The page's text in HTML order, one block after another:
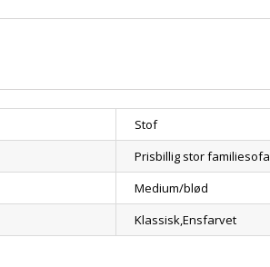
Stof
Prisbillig stor familiesofa
Medium/blød
Klassisk,Ensfarvet